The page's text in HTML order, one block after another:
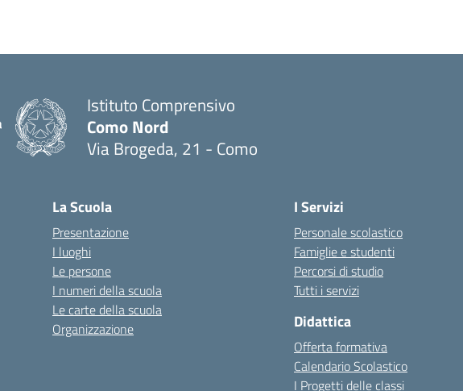
Istituto Comprensivo
Como Nord
Via Brogeda, 21 - Como
La Scuola
Presentazione
I luoghi
Le persone
I numeri della scuola
Le carte della scuola
Organizzazione
I Servizi
Personale scolastico
Famiglie e studenti
Percorsi di studio
Tutti i servizi
Didattica
Offerta formativa
Calendario Scolastico
I Progetti delle classi